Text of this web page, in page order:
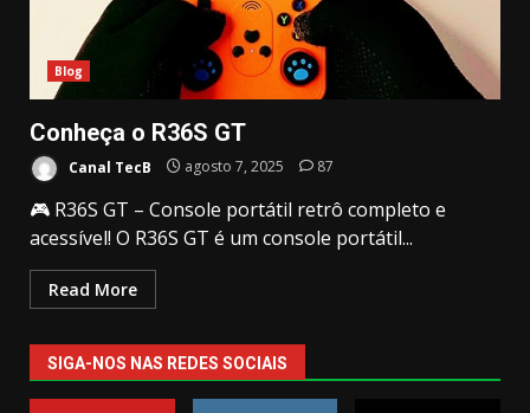
Blog
Conheça o R36S GT
Canal TecB agosto 7, 2025 87
🎮 R36S GT – Console portátil retrô completo e
acessível! O R36S GT é um console portátil...
Read More
SIGA-NOS NAS REDES SOCIAIS